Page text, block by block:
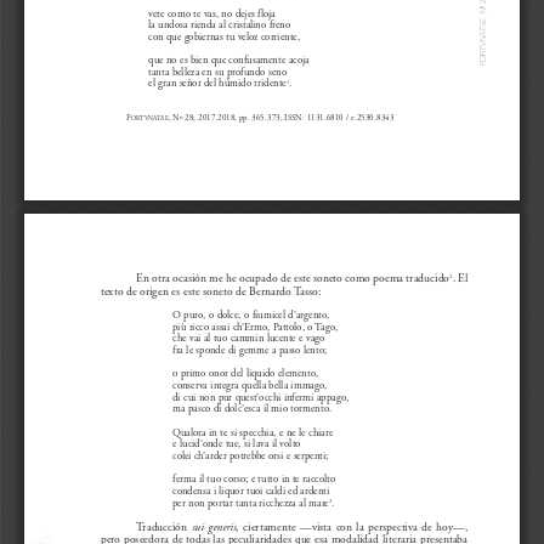
vete como te vas, no dejes floja
la undosa rienda al cristalino freno
con que gobiernas tu veloz corriente,
que no es bien que confusamente acoja
tanta belleza en su profundo seno
el gran señor del húmido tridente 1.
F
O
R
T
V
N
A
T
A
N
FORTVNATAE , Nº 28; 2017-2018, pp. 365-373; ISSN: 1131-6810 / e-2530-8343
En otra ocasión me he ocupado de este soneto como poema traducido 2 . El
texto de origen es este soneto de Bernardo Tasso:
O puro, o dolce, o fiumicel d’argento,
più ricco assai ch’Ermo, Pattolo, o Tago,
che vai al tuo cammin lucente e vago
fra le sponde di gemme a passo lento;
o primo onor del liquido elemento,
conserva integra quella bella immago,
di cui non pur quest’occhi infermi appago,
ma pasco di dolc’esca il mio tormento.
Qualora in te si specchia, e ne le chiare
e lucid’onde tue, si lava il volto
colei ch’arder potrebbe orsi e serpenti;
ferma il tuo corso; e tutto in te raccolto
condensa i liquor tuoi caldi ed ardenti
per non portar tanta ricchezza al mare 3.
Traducción sui generis,   ciertamente   —vista   con   la   perspectiva   de   hoy—,
pero poseedora de todas las peculiaridades que esa modalidad literaria presentaba